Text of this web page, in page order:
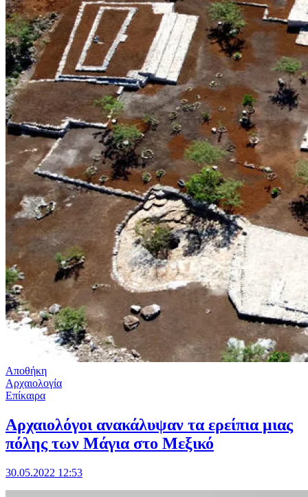
Αποθήκη
Αρχαιολογία
Επίκαιρα
Αρχαιολόγοι ανακάλυψαν τα ερείπια μιας
πόλης των Μάγια στο Μεξικό
30.05.2022 12:53